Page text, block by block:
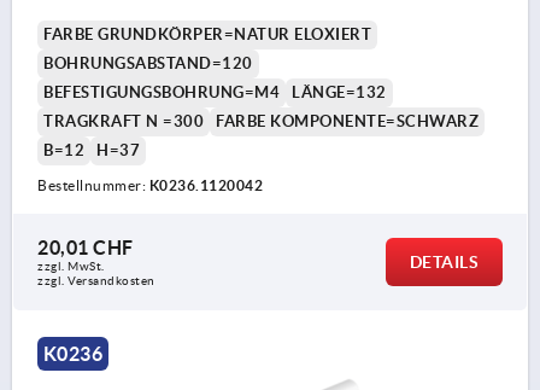
FARBE GRUNDKÖRPER=NATUR ELOXIERT
BOHRUNGSABSTAND=120
BEFESTIGUNGSBOHRUNG=M4
LÄNGE=132
TRAGKRAFT N =300
FARBE KOMPONENTE=SCHWARZ
B=12
H=37
Bestellnummer: K0236.1120042
20,01 CHF
zzgl. MwSt.
zzgl. Versandkosten
DETAILS
K0236